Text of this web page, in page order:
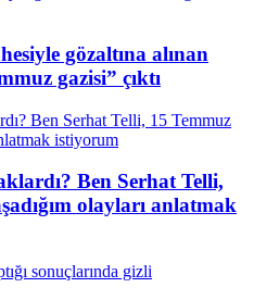
gözaltına alınan
gazisi” çıktı
Ben Serhat Telli,
olayları anlatmak